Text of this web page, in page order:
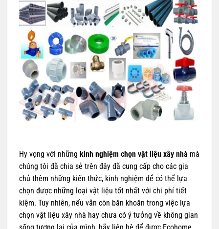
Hy vọng với những kinh nghiệm chọn vật liệu xây nhà mà
chúng tôi đã chia sẻ trên đây đã cung cấp cho các gia
chủ thêm những kiến thức, kinh nghiệm để có thể lựa
chọn được những loại vật liệu tốt nhất với chi phí tiết
kiệm. Tuy nhiên, nếu vẫn còn băn khoăn trong việc lựa
chọn vật liệu xây nhà hay chưa có ý tưởng về không gian